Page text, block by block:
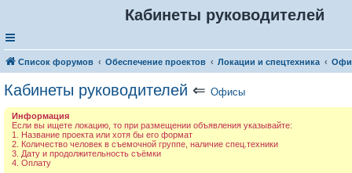
Кабинеты руководителей
Список форумов Обеспечение проектов Локации и спецтехника
Кабинеты руководителей ⇐ Офисы
Информация
Если вы ищете локацию, то при размещении объявления указывайте:
1. Название проекта или хотя бы его формат
2. Количество человек в съемочной группе, наличие спец.техники
3. Дату и продолжительность съёмки
4. Оплату